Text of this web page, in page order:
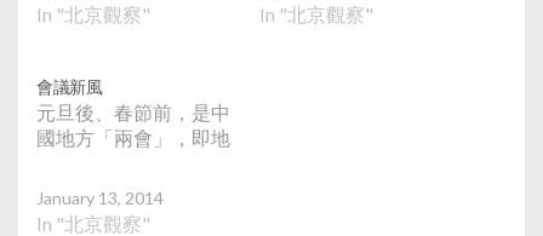
In "北京觀察" In "北京觀察"
會議新風
元旦後、春節前，是中
國地方「兩會」，即地
January 13, 2014
In "北京觀察"